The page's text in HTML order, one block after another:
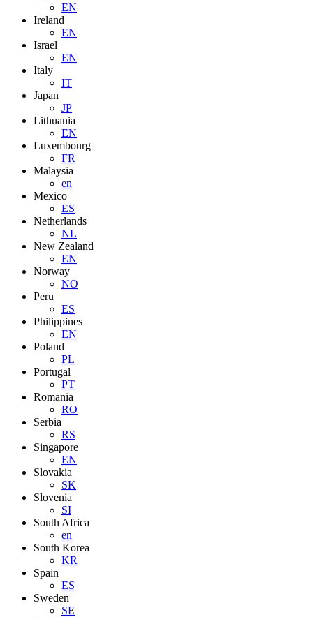
EN
Ireland
EN
Israel
EN
Italy
IT
Japan
JP
Lithuania
EN
Luxembourg
FR
Malaysia
en
Mexico
ES
Netherlands
NL
New Zealand
EN
Norway
NO
Peru
ES
Philippines
EN
Poland
PL
Portugal
PT
Romania
RO
Serbia
RS
Singapore
EN
Slovakia
SK
Slovenia
SI
South Africa
en
South Korea
KR
Spain
ES
Sweden
SE